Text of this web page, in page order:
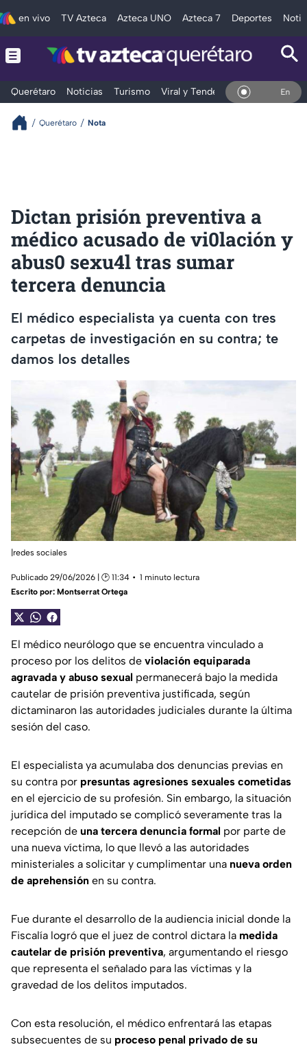
en vivo TV Azteca Azteca UNO Azteca 7 Deportes
Querétaro Noticias Turismo Viral y Tendencia Clima En Vivo
Querétaro Nota
Dictan prisión preventiva a
médico acusado de vi0lación y
abus0 sexu4l tras sumar
tercera denuncia
El médico especialista ya cuenta con tres
carpetas de investigación en su contra; te
damos los detalles
|redes sociales
Publicado 29/06/2026 | 🕑 11:34
1 minuto lectura
Escrito por: Montserrat Ortega
El médico neurólogo que se encuentra vinculado a
proceso por los delitos de violación equiparada
agravada y abuso sexual permanecerá bajo la medida
cautelar de prisión preventiva justificada, según
dictaminaron las autoridades judiciales durante la última
sesión del caso.
El especialista ya acumulaba dos denuncias previas en
su contra por presuntas agresiones sexuales cometidas
en el ejercicio de su profesión. Sin embargo, la situación
jurídica del imputado se complicó severamente tras la
recepción de una tercera denuncia formal por parte de
una nueva víctima, lo que llevó a las autoridades
ministeriales a solicitar y cumplimentar una nueva orden
de aprehensión en su contra.
Fue durante el desarrollo de la audiencia inicial donde la
Fiscalía logró que el juez de control dictara la medida
cautelar de prisión preventiva, argumentando el riesgo
que representa el señalado para las víctimas y la
gravedad de los delitos imputados.
Con esta resolución, el médico enfrentará las etapas
subsecuentes de su proceso penal privado de su